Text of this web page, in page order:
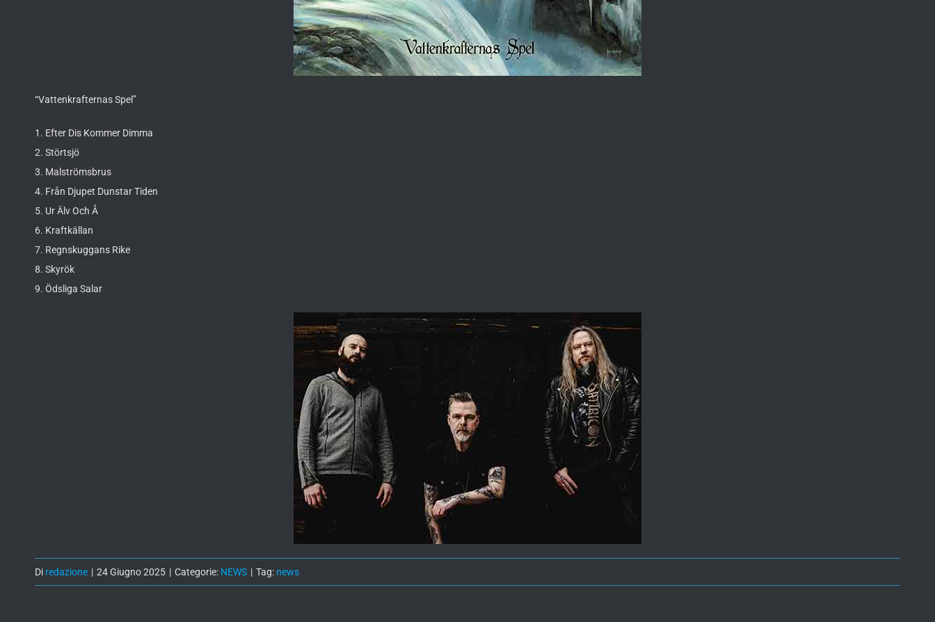
“Vattenkrafternas Spel”
1. Efter Dis Kommer Dimma
2. Störtsjö
3. Malströmsbrus
4. Från Djupet Dunstar Tiden
5. Ur Älv Och Å
6. Kraftkällan
7. Regnskuggans Rike
8. Skyrök
9. Ödsliga Salar
Di redazione | 24 Giugno 2025 | Categorie: NEWS | Tag: news